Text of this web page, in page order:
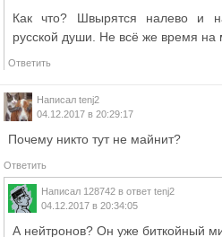
Как что? Швырятся налево и
русской души. Не всё же время на
Ответить
Написал tenj2
04.12.2017 в 20:29:17
Почему никто тут не майнит?
Ответить
Написал 128742 в ответ tenj2
04.12.2017 в 20:34:05
А нейтронов? Он уже биткойный